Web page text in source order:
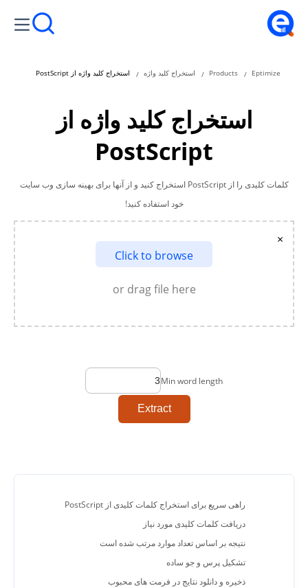
Eptimize
Products استخراج کلید واژه استخراج کلید واژه از PostScript
استخراج کلید واژه از
PostScript
کلمات کلیدی را از PostScript استخراج کنید و از آنها برای بهینه سازی وب سایت
خود استفاده کنید!
Click to browse
or drag file here
×
Min word length
Extract
راهی سریع برای استخراج کلمات کلیدی از PostScript
دریافت کلمات کلیدی مورد نیاز
نتیجه بر اساس تعداد موارد مرتب شده است
تشکیل پرس و جو ساده
ذخیره و دانلود نتایج در فرمت های محبوب